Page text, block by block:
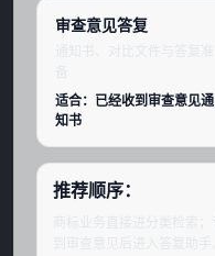
审查意见答复
适合：已经收到审查意见通
知书
推荐顺序：